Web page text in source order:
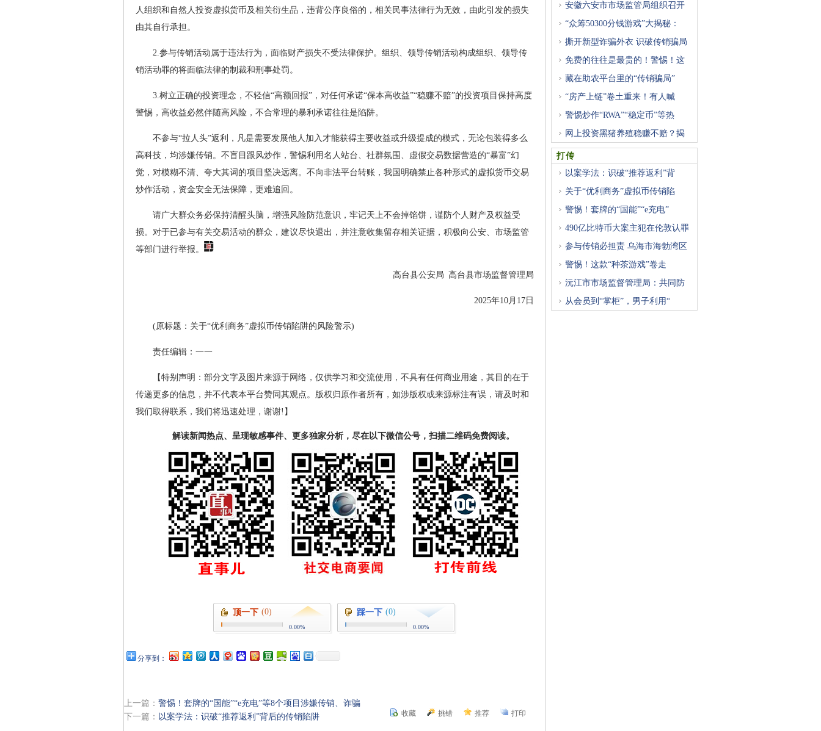
人组织和自然人投资虚拟货币及相关衍生品，违背公序良俗的，相关民事法律行为无效，由此引发的损失
由其自行承担。
2.参与传销活动属于违法行为，面临财产损失不受法律保护。组织、领导传销活动构成组织、领导传
销活动罪的将面临法律的制裁和刑事处罚。
3.树立正确的投资理念，不轻信“高额回报”，对任何承诺“保本高收益”“稳赚不赔”的投资项目保持高度
警惕，高收益必然伴随高风险，不合常理的暴利承诺往往是陷阱。
不参与“拉人头”返利，凡是需要发展他人加入才能获得主要收益或升级提成的模式，无论包装得多么
高科技，均涉嫌传销。不盲目跟风炒作，警惕利用名人站台、社群氛围、虚假交易数据营造的“暴富”幻
觉，对模糊不清、夸大其词的项目坚决远离。不向非法平台转账，我国明确禁止各种形式的虚拟货币交易
炒作活动，资金安全无法保障，更难追回。
请广大群众务必保持清醒头脑，增强风险防范意识，‌牢记天上不会掉馅饼，‌谨防个人财产及权益受
损。对于已参与有关交易活动的群众，建议尽快退出，并注意收集留存相关证据，积极向公安、市场监管
等部门进行举报。
高台县公安局 高台县市场监督管理局
2025年10月17日
(原标题：关于“优利商务”虚拟币传销陷阱的风险警示)
责任编辑：一一
【特别声明：部分文字及图片来源于网络，仅供学习和交流使用，不具有任何商业用途，其目的在于
传递更多的信息，并不代表本平台赞同其观点。版权归原作者所有，如涉版权或来源标注有误，请及时和
我们取得联系，我们将迅速处理，谢谢!】
解读新闻热点、呈现敏感事件、更多独家分析，尽在以下微信公号，扫描二维码免费阅读。
顶一下 (0)
0.00%
踩一下 (0)
0.00%
分享到：
上一篇： 警惕！套牌的“国能”“e充电”等8个项目涉嫌传销、诈骗
下一篇： 以案学法：识破“推荐返利”背后的传销陷阱 收藏 挑错 推荐 打印
安徽六安市市场监管局组织召开
“众筹50300分钱游戏”大揭秘：
撕开新型诈骗外衣 识破传销骗局
免费的往往是最贵的！警惕！这
藏在助农平台里的“传销骗局”
“房产上链”卷土重来！有人喊
警惕炒作“RWA”“稳定币”等热
网上投资黑猪养殖稳赚不赔？揭
打传
以案学法：识破“推荐返利”背
关于“优利商务”虚拟币传销陷
警惕！套牌的“国能”“e充电”
490亿比特币大案主犯在伦敦认罪
参与传销必担责 乌海市海勃湾区
警惕！这款“种茶游戏”卷走
沅江市市场监督管理局：共同防
从会员到“掌柜”，男子利用“